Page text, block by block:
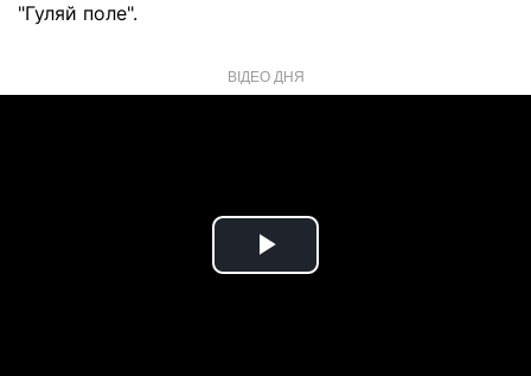
"Гуляй поле".
ВІДЕО ДНЯ
Play